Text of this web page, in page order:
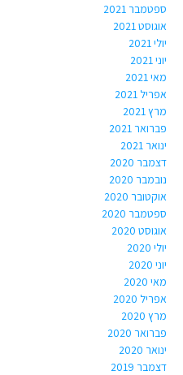
ספטמבר 2021
אוגוסט 2021
יולי 2021
יוני 2021
מאי 2021
אפריל 2021
מרץ 2021
פברואר 2021
ינואר 2021
דצמבר 2020
נובמבר 2020
אוקטובר 2020
ספטמבר 2020
אוגוסט 2020
יולי 2020
יוני 2020
מאי 2020
אפריל 2020
מרץ 2020
פברואר 2020
ינואר 2020
דצמבר 2019